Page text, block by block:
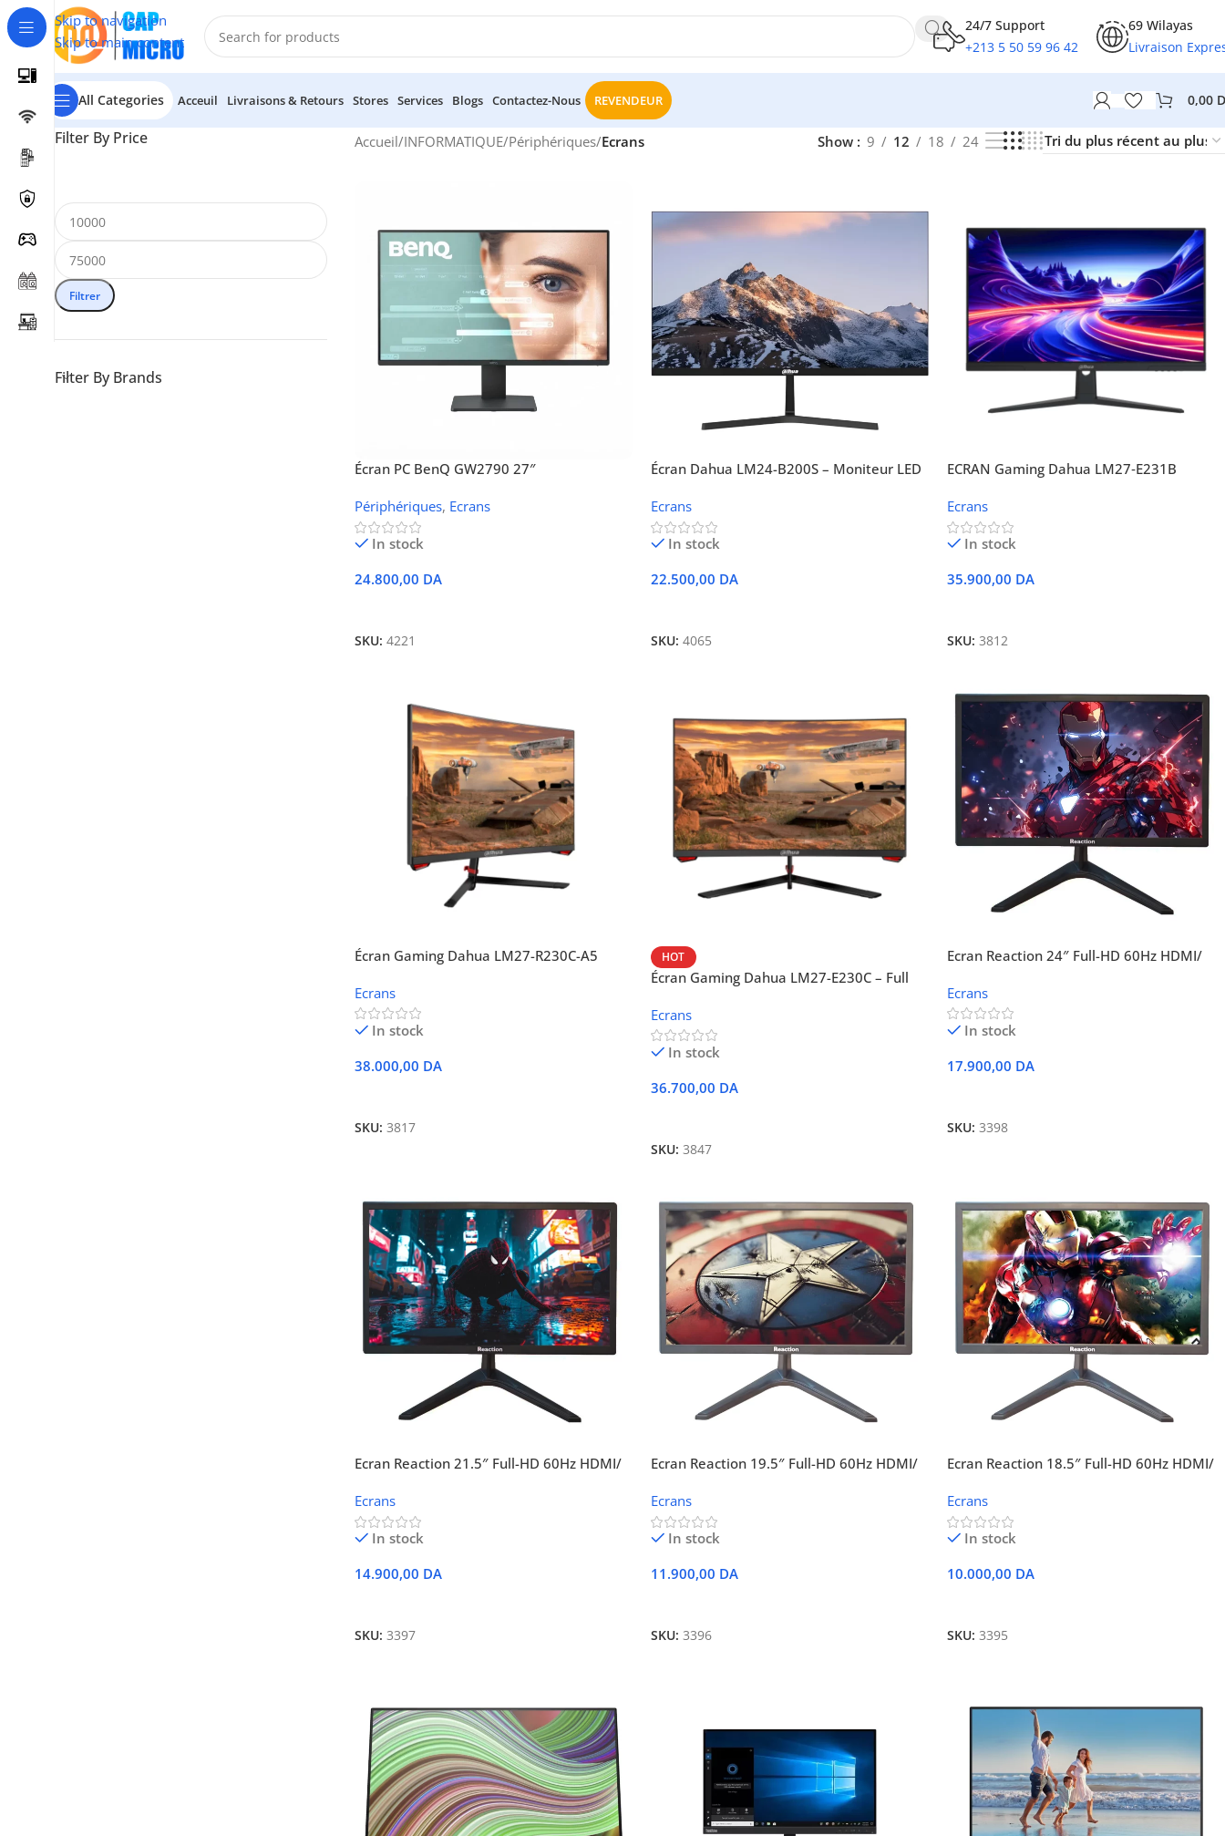
Skip to navigation
Skip to main content
24/7 Support
+213 5 50 59 96 42
69 Wilayas
Livraison
All Categories Acceuil Livraisons & Retours Stores Services Blogs Contactez-Nous REVENDEUR 0,00
Filter By Price
Filtrer
Filter By Brands
Accueil/INFORMATIQUE/Périphériques/Ecrans Show 9 12 18 24
Écran PC BenQ GW2790 27″
Périphériques, Ecrans
In stock
24.800,00 DA
SKU: 4221
Écran Dahua LM24-B200S – Moniteur LED
Ecrans
In stock
22.500,00 DA
SKU: 4065
ECRAN Gaming Dahua LM27‑E231B
Ecrans
In stock
35.900,00 DA
SKU: 3812
Écran Gaming Dahua LM27-R230C-A5
Ecrans
In stock
38.000,00 DA
SKU: 3817
HOT
Écran Gaming Dahua LM27-E230C – Full
Ecrans
In stock
36.700,00 DA
SKU: 3847
Ecran Reaction 24″ Full-HD 60Hz HDMI/
Ecrans
In stock
17.900,00 DA
SKU: 3398
Ecran Reaction 21.5″ Full-HD 60Hz HDMI/
Ecrans
In stock
14.900,00 DA
SKU: 3397
Ecran Reaction 19.5″ Full-HD 60Hz HDMI/
Ecrans
In stock
11.900,00 DA
SKU: 3396
Ecran Reaction 18.5″ Full-HD 60Hz HDMI/
Ecrans
In stock
10.000,00 DA
SKU: 3395